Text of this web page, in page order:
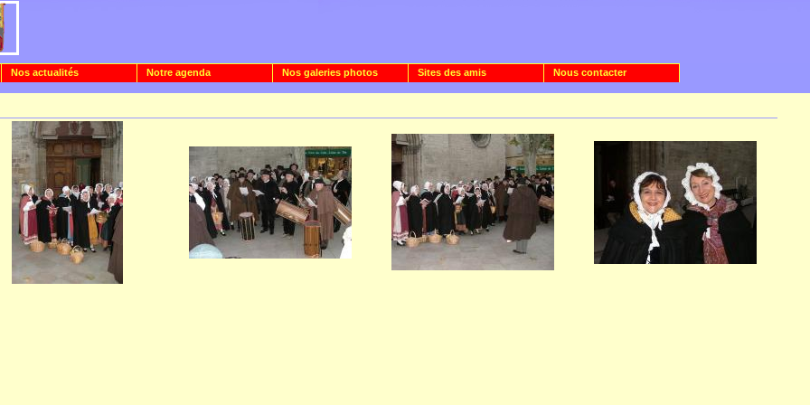
Nos actualités Notre agenda Nos galeries photos Sites des amis Nous contacter